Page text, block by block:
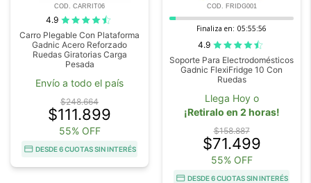
COD. CARRIT06
4.9
Carro Plegable Con Plataforma
Gadnic Acero Reforzado
Ruedas Giratorias Carga
Pesada
Envío a todo el país
$248.664
$111.899
55% OFF
DESDE 6 CUOTAS SIN INTERÉS
COD. FRIDG001
Finaliza en: 05:55:56
4.9
Soporte Para Electrodomésticos
Gadnic FlexiFridge 10 Con
Ruedas
Llega Hoy o
¡Retiralo en 2 horas!
$158.887
$71.499
55% OFF
DESDE 6 CUOTAS SIN INTERÉS